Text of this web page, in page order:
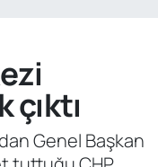
Genel Başkan